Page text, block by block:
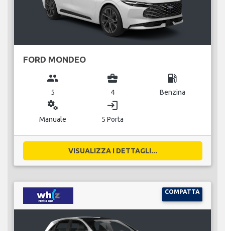
FORD MONDEO
group
5
business_center
4
local_gas_station
Benzina
miscellaneous_services
Manuale
login
5 Porta
VISUALIZZA I DETTAGLI...
COMPATTA